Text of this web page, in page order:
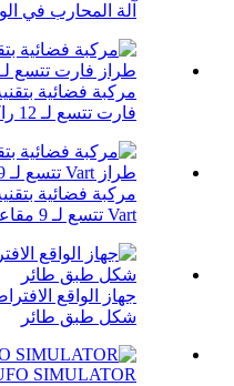
آلة المحارب في
مركبة فضائية
فارت تتسع لـ 12 راكبًا
مركبة فضائية
Vart تتسع لـ 9 مقاعد
شكل طبق طائر
SIMULATOR